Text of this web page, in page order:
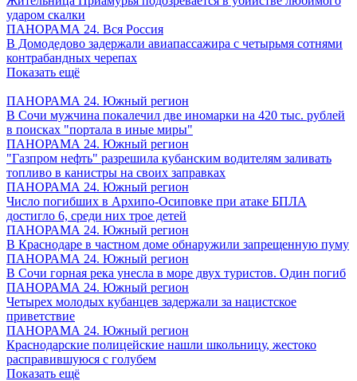
ударом скалки
ПАНОРАМА 24. Вся Россия
В Домодедово задержали авиапассажира с четырьмя сотнями
контрабандных черепах
Показать ещё
ПАНОРАМА 24. Южный регион
В Сочи мужчина покалечил две иномарки на 420 тыс. рублей
в поисках "портала в иные миры"
ПАНОРАМА 24. Южный регион
"Газпром нефть" разрешила кубанским водителям заливать
топливо в канистры на своих заправках
ПАНОРАМА 24. Южный регион
Число погибших в Архипо-Осиповке при атаке БПЛА
достигло 6, среди них трое детей
ПАНОРАМА 24. Южный регион
В Краснодаре в частном доме обнаружили запрещенную пуму
ПАНОРАМА 24. Южный регион
В Сочи горная река унесла в море двух туристов. Один погиб
ПАНОРАМА 24. Южный регион
Четырех молодых кубанцев задержали за нацистское
приветствие
ПАНОРАМА 24. Южный регион
Краснодарские полицейские нашли школьницу, жестоко
расправившуюся с голубем
Показать ещё